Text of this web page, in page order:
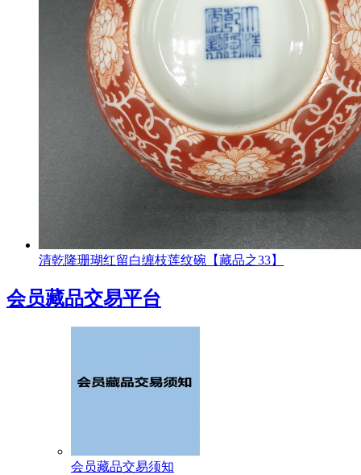
清乾隆珊瑚红留白缠枝莲纹碗【藏品之33】
会员藏品交易平台
会员藏品交易须知